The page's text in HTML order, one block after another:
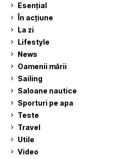
Esențial
În acțiune
La zi
Lifestyle
News
Oamenii mării
Sailing
Saloane nautice
Sporturi pe apa
Teste
Travel
Utile
Video